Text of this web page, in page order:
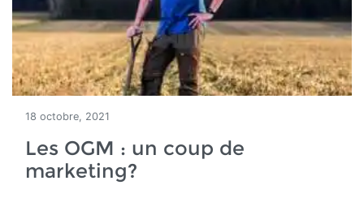
18 octobre, 2021
Les OGM : un coup de
marketing?